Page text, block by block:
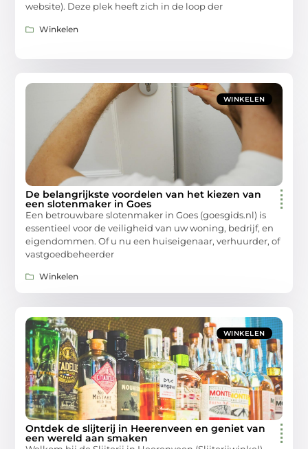
website). Deze plek heeft zich in de loop der
Winkelen
WINKELEN
De belangrijkste voordelen van het kiezen van
een slotenmaker in Goes
Een betrouwbare slotenmaker in Goes (goesgids.nl) is
essentieel voor de veiligheid van uw woning, bedrijf, en
eigendommen. Of u nu een huiseigenaar, verhuurder, of
vastgoedbeheerder
Winkelen
WINKELEN
Ontdek de slijterij in Heerenveen en geniet van
een wereld aan smaken